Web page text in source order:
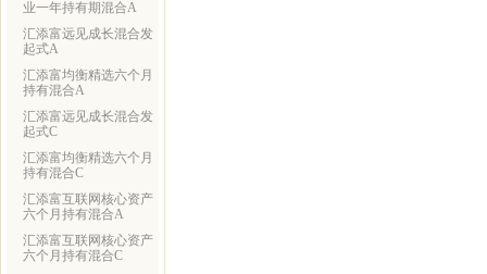
业一年持有期混合A
汇添富远见成长混合发
起式A
汇添富均衡精选六个月
持有混合A
汇添富远见成长混合发
起式C
汇添富均衡精选六个月
持有混合C
汇添富互联网核心资产
六个月持有混合A
汇添富互联网核心资产
六个月持有混合C